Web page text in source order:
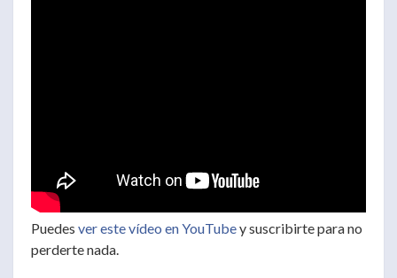
Puedes ver este vídeo en YouTubey suscribirte para no
perderte nada.